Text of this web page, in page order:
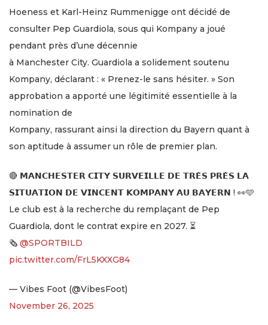
Hoeness et Karl-Heinz Rummenigge ont décidé de
consulter Pep Guardiola, sous qui Kompany a joué
pendant près d’une décennie
à Manchester City. Guardiola a solidement soutenu
Kompany, déclarant : « Prenez-le sans hésiter. » Son
approbation a apporté une légitimité essentielle à la
nomination de
Kompany, rassurant ainsi la direction du Bayern quant à
son aptitude à assumer un rôle de premier plan.
🔴 𝗠𝗔𝗡𝗖𝗛𝗘𝗦𝗧𝗘𝗥 𝗖𝗜𝗧𝗬 𝗦𝗨𝗥𝗩𝗘𝗜𝗟𝗟𝗘 𝗗𝗘 𝗧𝗥𝗘̀𝗦 𝗣𝗥𝗘̀𝗦 𝗟𝗔
𝗦𝗜𝗧𝗨𝗔𝗧𝗜𝗢𝗡 𝗗𝗘 𝗩𝗜𝗡𝗖𝗘𝗡𝗧 𝗞𝗢𝗠𝗣𝗔𝗡𝗬 𝗔𝗨 𝗕𝗔𝗬𝗘𝗥𝗡 ! 👀🩵
Le club est à la recherche du remplaçant de Pep
Guardiola, dont le contrat expire en 2027. ⏳
🗞️ @SPORTBILD
pic.twitter.com/FrL5KXXG84
— Vibes Foot (@VibesFoot)
November 26, 2025